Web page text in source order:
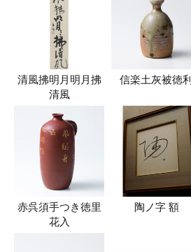
清風拂明月明月拂
清風
信楽土灰被徳利
赤呉須手つき徳里
花入
陶ノ字 額